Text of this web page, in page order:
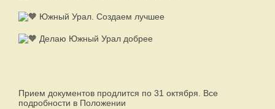
Южный Урал. Создаем лучшее
Делаю Южный Урал добрее
Прием документов продлится по 31 октября. Все
подробности в Положении